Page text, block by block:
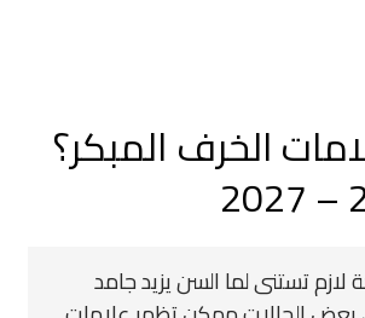
الخرف المبكر؟
تستنى لما السن يزيد جامد